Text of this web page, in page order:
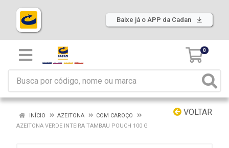
Baixe já o APP da Cadan
0
VOLTAR
INÍCIO AZEITONA
COM CAROÇO
AZEITONA VERDE INTEIRA TAMBAU POUCH 100 G